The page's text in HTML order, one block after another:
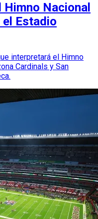
Nacional
Estadio
interpretará el Himno
Cardinals y San